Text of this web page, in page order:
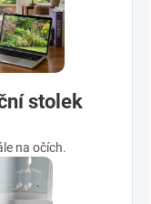
stolek
na očích.